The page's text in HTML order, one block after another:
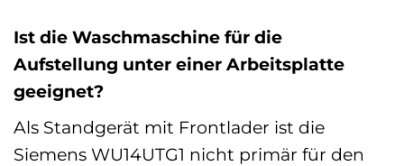
Ist die Waschmaschine für die
Aufstellung unter einer Arbeitsplatte
geeignet?
Als Standgerät mit Frontlader ist die
Siemens WU14UTG1 nicht primär für den